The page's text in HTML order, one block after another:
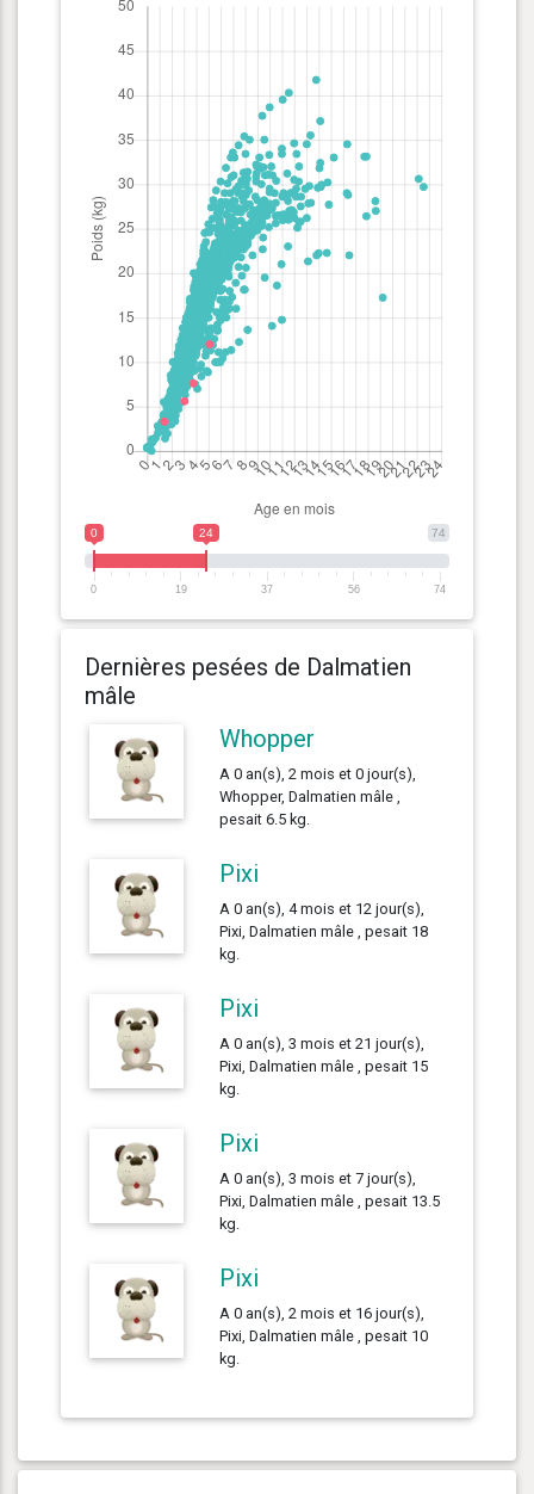
74
0 24
0 19 37 56 74
Dernières pesées de Dalmatien
mâle
Whopper
A 0 an(s), 2 mois et 0 jour(s),
Whopper, Dalmatien mâle ,
pesait 6.5 kg.
Pixi
A 0 an(s), 4 mois et 12 jour(s),
Pixi, Dalmatien mâle , pesait 18
kg.
Pixi
A 0 an(s), 3 mois et 21 jour(s),
Pixi, Dalmatien mâle , pesait 15
kg.
Pixi
A 0 an(s), 3 mois et 7 jour(s),
Pixi, Dalmatien mâle , pesait 13.5
kg.
Pixi
A 0 an(s), 2 mois et 16 jour(s),
Pixi, Dalmatien mâle , pesait 10
kg.